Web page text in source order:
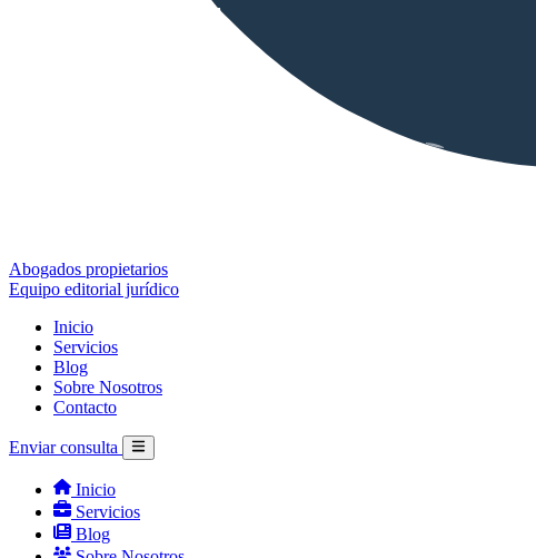
Abogados propietarios
Equipo editorial jurídico
Inicio
Servicios
Blog
Sobre Nosotros
Contacto
Enviar consulta
Inicio
Servicios
Blog